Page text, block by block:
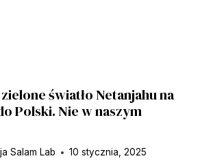
światło Netanjahu na
Polski. Nie w naszym
Salam Lab 10 stycznia, 2025